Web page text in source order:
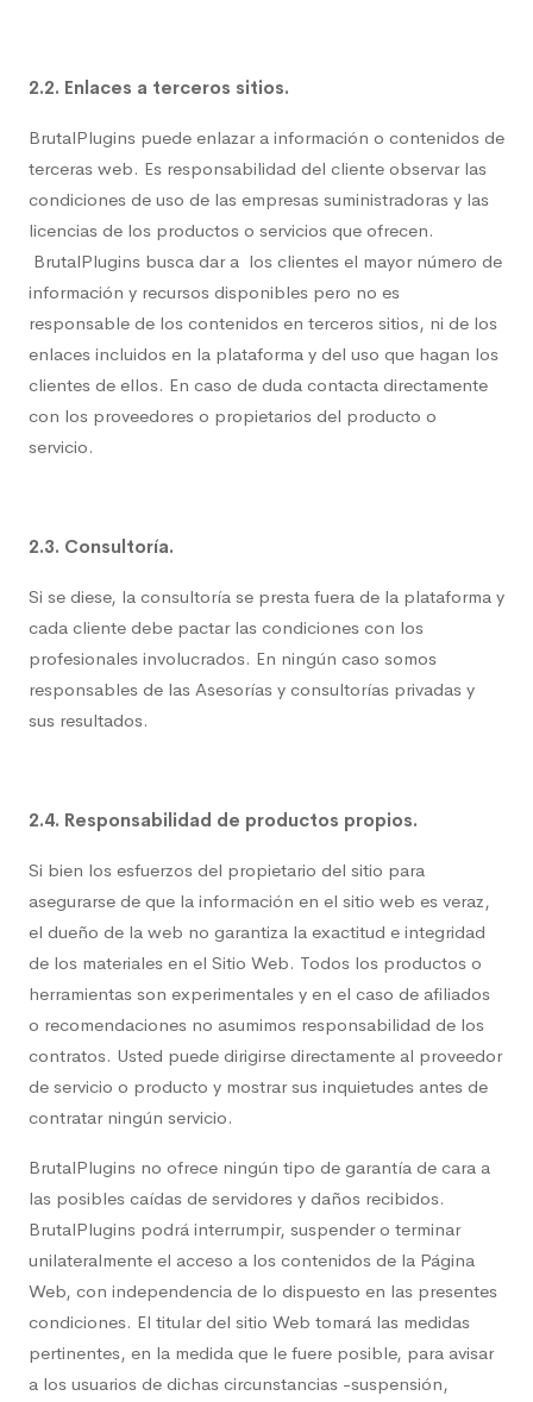
2.2. Enlaces a terceros sitios.
BrutalPlugins puede enlazar a información o contenidos de
terceras web. Es responsabilidad del cliente observar las
condiciones de uso de las empresas suministradoras y las
licencias de los productos o servicios que ofrecen.
BrutalPlugins busca dar a los clientes el mayor número de
información y recursos disponibles pero no es
responsable de los contenidos en terceros sitios, ni de los
enlaces incluidos en la plataforma y del uso que hagan los
clientes de ellos. En caso de duda contacta directamente
con los proveedores o propietarios del producto o
servicio.
2.3. Consultoría.
Si se diese, la consultoría se presta fuera de la plataforma y
cada cliente debe pactar las condiciones con los
profesionales involucrados. En ningún caso somos
responsables de las Asesorías y consultorías privadas y
sus resultados.
2.4. Responsabilidad de productos propios.
Si bien los esfuerzos del propietario del sitio para
asegurarse de que la información en el sitio web es veraz,
el dueño de la web no garantiza la exactitud e integridad
de los materiales en el Sitio Web. Todos los productos o
herramientas son experimentales y en el caso de afiliados
o recomendaciones no asumimos responsabilidad de los
contratos. Usted puede dirigirse directamente al proveedor
de servicio o producto y mostrar sus inquietudes antes de
contratar ningún servicio.
BrutalPlugins no ofrece ningún tipo de garantía de cara a
las posibles caídas de servidores y daños recibidos.
BrutalPlugins podrá interrumpir, suspender o terminar
unilateralmente el acceso a los contenidos de la Página
Web, con independencia de lo dispuesto en las presentes
condiciones. El titular del sitio Web tomará las medidas
pertinentes, en la medida que le fuere posible, para avisar
a los usuarios de dichas circunstancias -suspensión,